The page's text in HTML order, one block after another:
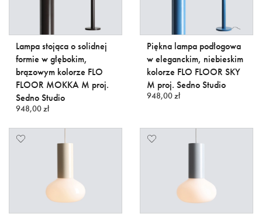
Lampa stojąca o solidnej
formie w głębokim,
brązowym kolorze FLO
FLOOR MOKKA M proj.
Sedno Studio
948,00 zł
Piękna lampa podłogowa
w eleganckim, niebieskim
kolorze FLO FLOOR SKY
M proj. Sedno Studio
948,00 zł